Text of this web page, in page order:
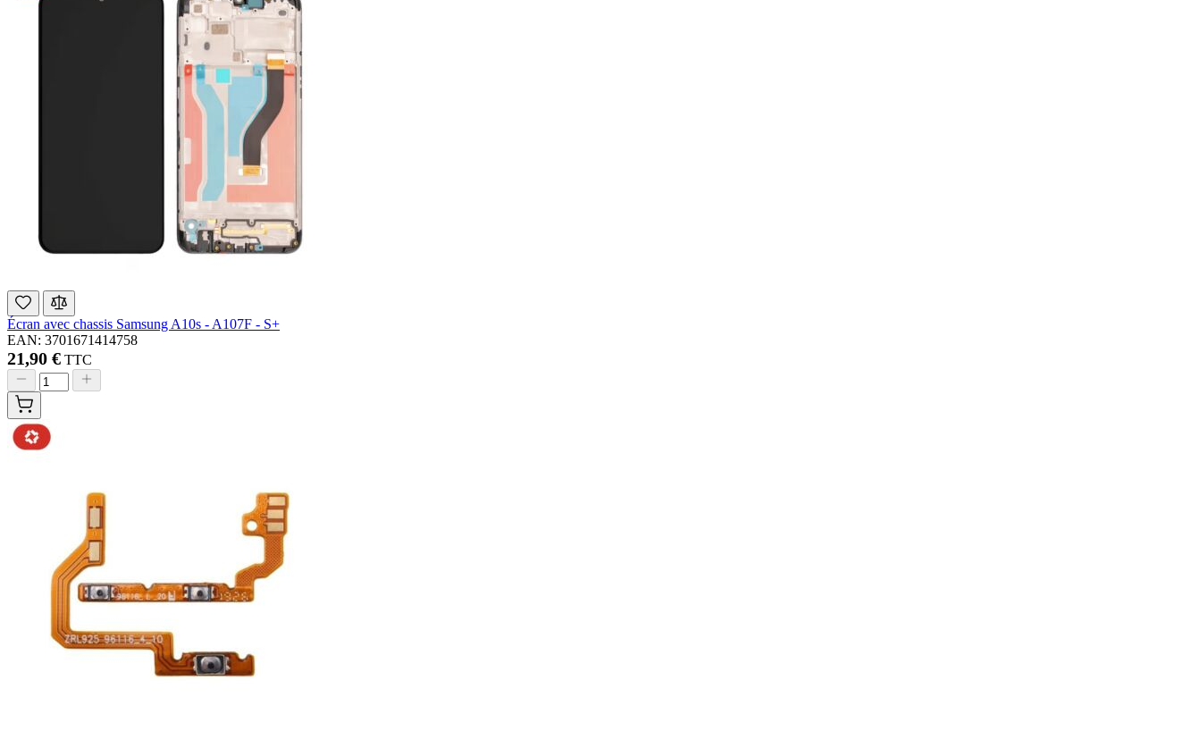
Écran avec chassis Samsung A10s - A107F - S+
EAN: 3701671414758
21,90 € TTC